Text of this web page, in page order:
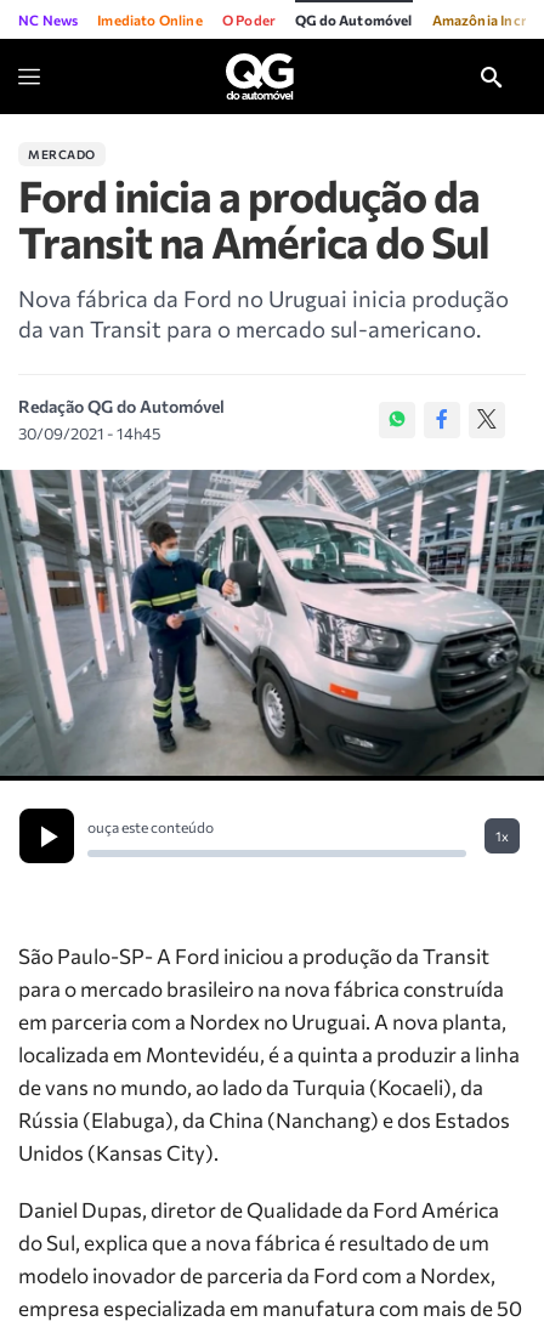
NC News Imediato Online O Poder QG do Automóvel Amazônia
MERCADO
Ford inicia a produção da
Transit na América do Sul
Nova fábrica da Ford no Uruguai inicia produção
da van Transit para o mercado sul-americano.
Redação QG do Automóvel
30/09/2021 - 14h45
ouça este conteúdo
1x
São Paulo-SP- A Ford iniciou a produção da Transit
para o mercado brasileiro na nova fábrica construída
em parceria com a Nordex no Uruguai. A nova planta,
localizada em Montevidéu, é a quinta a produzir a linha
de vans no mundo, ao lado da Turquia (Kocaeli), da
Rússia (Elabuga), da China (Nanchang) e dos Estados
Unidos (Kansas City).
Daniel Dupas, diretor de Qualidade da Ford América
do Sul, explica que a nova fábrica é resultado de um
modelo inovador de parceria da Ford com a Nordex,
empresa especializada em manufatura com mais de 50